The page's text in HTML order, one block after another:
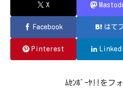
X
Facebook はて
Pinterest
ﾑｾﾝﾎﾞｰﾔ!!をフ